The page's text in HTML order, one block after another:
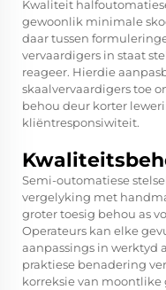
Kwaliteit
gewoonlik minimale
daar tussen
vervaardigers in staat
reageer. Hierdie
skaalvervaardigers toe
behou deur korter
kliëntresponsiwiteit.
Semi-outomatiese
vergelyking met
groter toesig behou as
Operateurs kan elke
aanpassings in werktyd
praktiese benadering
korreksie van